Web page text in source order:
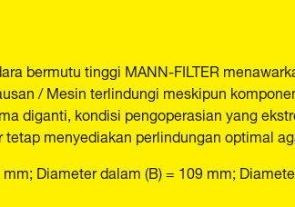
bermutu tinggi MANN-FILTER
/ Mesin terlindungi meskipun
diganti, kondisi pengoperasian yang
menyediakan perlindungan optimal
Diameter dalam (B) = 109 mm;